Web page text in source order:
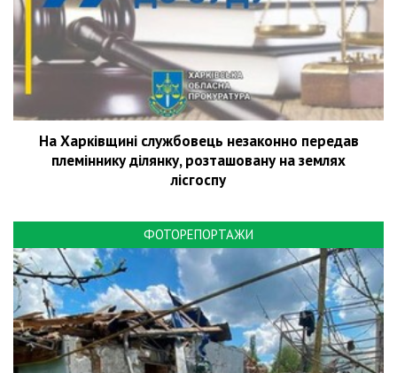
На Харківщині службовець незаконно передав
племіннику ділянку, розташовану на землях
лісгоспу
ФОТОРЕПОРТАЖИ